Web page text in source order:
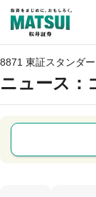
8871 東証スタンダー
ニュース